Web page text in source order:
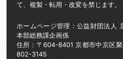
て、複製・転用・改変を禁じます。
ホームページ管理：公益財団法人
本部総務課企画係
住所：〒604-8401 京都市中京区
802-3145